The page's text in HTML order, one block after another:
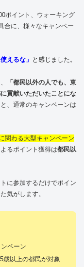
ポイント、ウォーキング
合に、様々なキャンペー
えるな」 と感じました。
「都民以外の人でも、東
貢献いただいたことにな
、通常のキャンペーンは
関わる大型キャンペーン
るポイント獲得は都民以
に参加するだけでポイン
気がします。
ペーン
歳以上の都民が対象